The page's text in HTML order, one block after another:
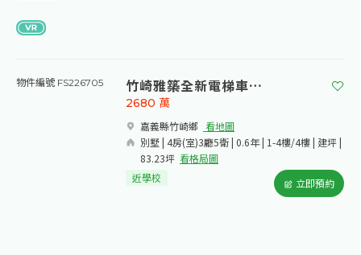
物件編號 FS226705 竹崎雅築全新電梯車庫別墅(A)
嘉義縣竹崎鄉​ 看地圖
別墅 | 4房(室)3廳5衛 | 0.6年 | 1-4樓/4樓 | 建坪 |
83.23坪 看格局圖
2680 萬
近學校 立即預約